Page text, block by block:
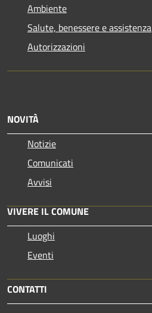
Ambiente
Salute, benessere e assistenza
Autorizzazioni
NOVITÀ
Notizie
Comunicati
Avvisi
VIVERE IL COMUNE
Luoghi
Eventi
CONTATTI